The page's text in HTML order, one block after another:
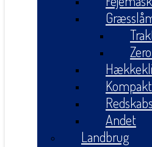
Andet
Landbrug